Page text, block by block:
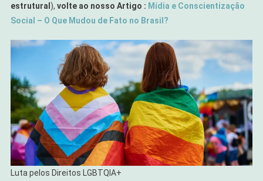
estrutural ), volte ao nosso Artigo : Mídia e Conscientização
Social – O Que Mudou de Fato no Brasil?
Luta pelos Direitos LGBTQIA+